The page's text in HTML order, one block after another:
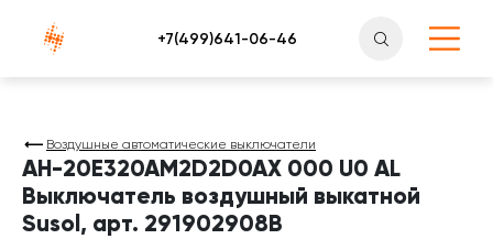
Атлантснаб
Воздушные автоматические выключатели
AH-20E320AM2D2D0AX 000 U0 AL
Выключатель воздушный выкатной
Susol, арт. 291902908B